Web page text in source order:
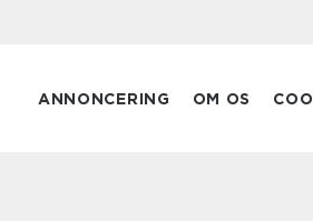
ANNONCERING OM OS